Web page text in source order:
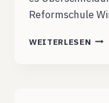
Reformschule
WEITERLESEN